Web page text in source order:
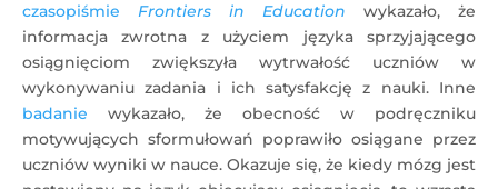
czasopiśmie Frontiers in Education wykazało, że
informacja zwrotna z użyciem języka sprzyjającego
osiągnięciom zwiększyła wytrwałość uczniów w
wykonywaniu zadania i ich satysfakcję z nauki. Inne
badanie wykazało, że obecność w podręczniku
motywujących sformułowań poprawiło osiągane przez
uczniów wyniki w nauce. Okazuje się, że kiedy mózg jest